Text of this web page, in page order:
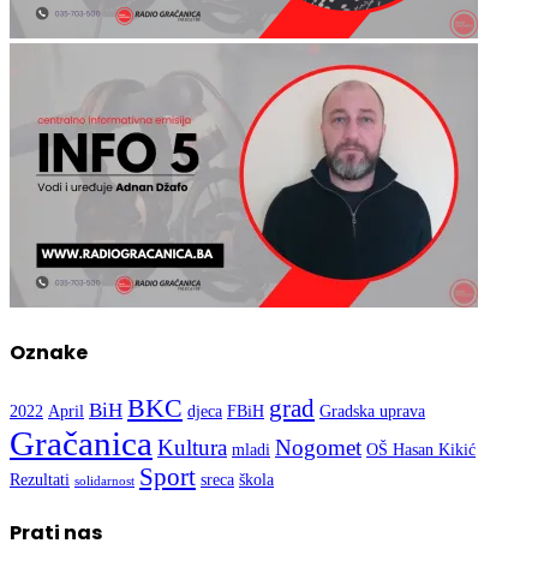
Oznake
2022 April BiH BKC djeca FBiH grad Gradska uprava
GračanicaKultura mladi Nogomet OŠ Hasan Kikić
Rezultati solidarnost Sport sreca škola
Prati nas